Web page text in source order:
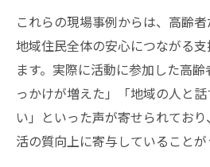
これらの現場事例からは、高齢
地域住民全体の安心につながる
ます。実際に活動に参加した高
っかけが増えた」「地域の人と
い」といった声が寄せられてお
活の質向上に寄与していることが